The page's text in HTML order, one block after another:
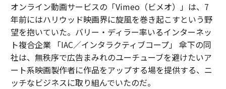
オンライン動画サービスの「Vimeo（ビメオ）」は、7
年前にはハリウッド映画界に旋風を巻き起こすという野
望を抱いていた。バリー・ディラー率いるインターネッ
ト複合企業 「IAC／インタラクティブコープ」 傘下の同
社は、無秩序で広告まみれのユーチューブを避けたいア
ート系映画製作者に作品をアップする場を提供する、ニ
ッチなビジネスに取り組んでいたのだ。